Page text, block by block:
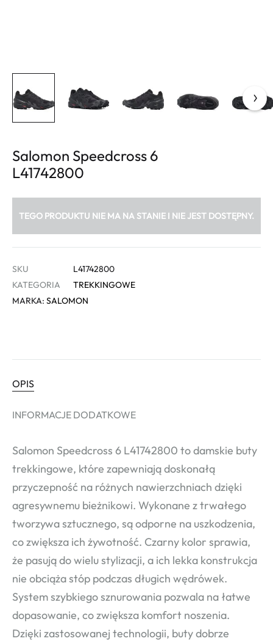
Salomon Speedcross 6
L41742800
TEGO PRODUKTU NIE MA NA STANIE I NIE JEST DOSTĘPNY.
SKU
L41742800
KATEGORIA
TREKKINGOWE
MARKA: SALOMON
OPIS
INFORMACJE DODATKOWE
Salomon Speedcross 6 L41742800 to damskie buty
trekkingowe, które zapewniają doskonałą
przyczepność na różnych nawierzchniach dzięki
agresywnemu bieżnikowi. Wykonane z trwałego
tworzywa sztucznego, są odporne na uszkodzenia,
co zwiększa ich żywotność. Czarny kolor sprawia,
że pasują do wielu stylizacji, a ich lekka konstrukcja
nie obciąża stóp podczas długich wędrówek.
System szybkiego sznurowania pozwala na łatwe
dopasowanie, co zwiększa komfort noszenia.
Dzięki zastosowanej technologii, buty dobrze